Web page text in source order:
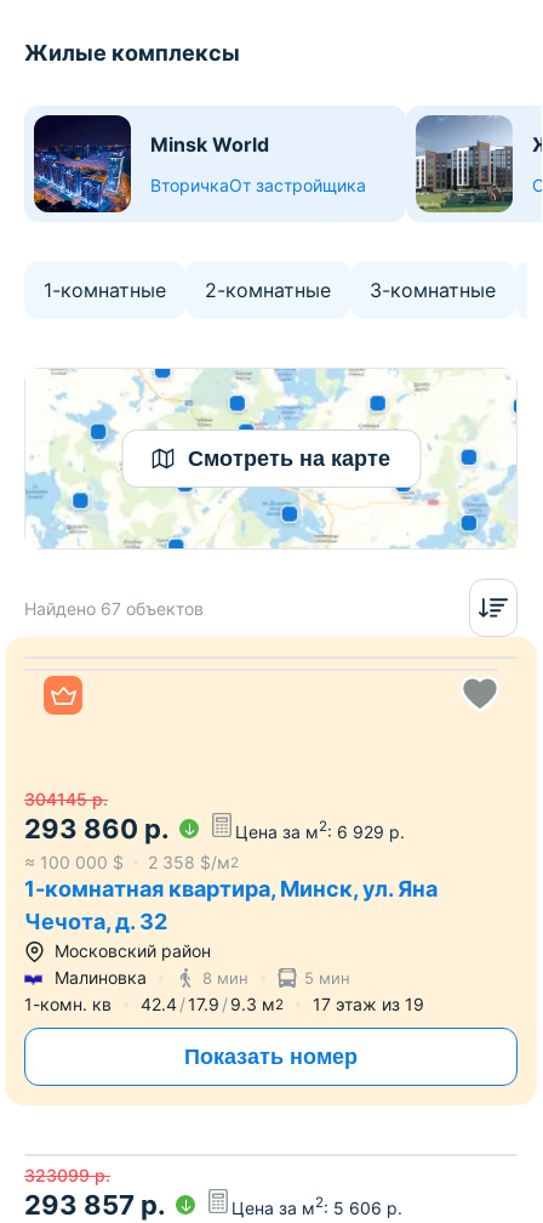
Жилые комплексы
Minsk World
ВторичкаОт застройщика
1-комнатные 2-комнатные 3-комнатные
Смотреть на карте
Найдено 67 объектов
Все фото
304145 р.
293 860 р. Цена за м2: 6 929 р.
≈ 100 000 $ 2 358 $/м2
1-комнатная квартира, Минск, ул. Яна
Чечота, д. 32
Московский район
Малиновка
8 мин 5 мин
1-комн. кв 42.4 17.9 9.3 м2 17 этаж из 19
Показать номер
323099 р.
293 857 р. Цена за м2: 5 606 р.